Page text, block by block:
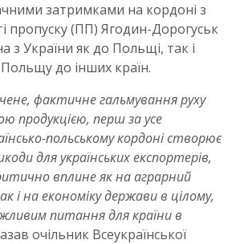
затримками на кордоні з
пропуску (ПП) Ягодин-Дорогуськ
з України як до Польщі, так і
до інших країн.
фактичне гальмування руху
продукцією, перш за усе
польському кордоні створює
для українських експортерів,
вплине як на аграрний
і на економіку держави в цілому,
питання для країни в
очільник Всеукраїнської